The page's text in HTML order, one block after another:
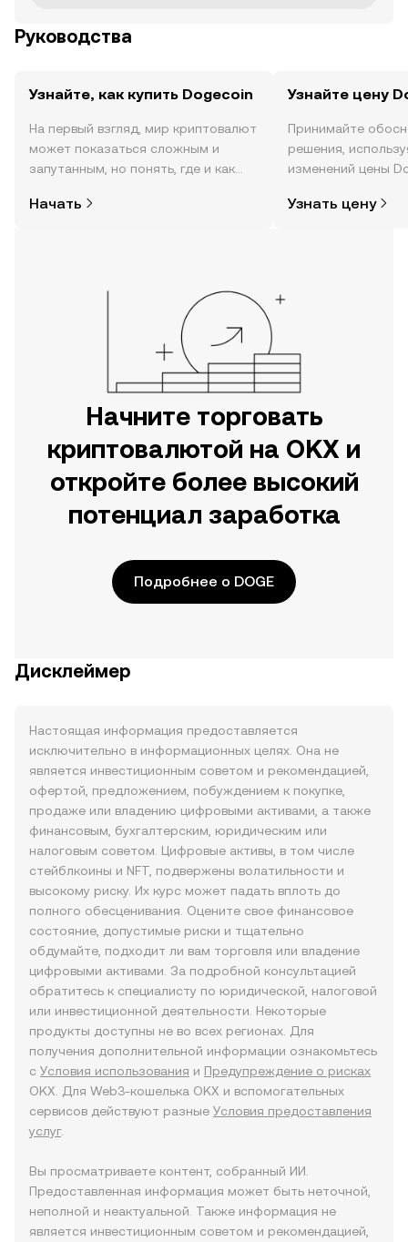
Руководства
Узнайте, как купить Dogecoin
На первый взгляд, мир криптовалют
может показаться сложным и
запутанным, но понять, где и как
так сложно. Начните исследовать
Начать
Узнайте цену
Принимайте
решения,
изменений цены
настроениях в
Узнать цену
Начните торговать
криптовалютой на OKX и
откройте более высокий
потенциал заработка
Подробнее о DOGE
Дисклеймер
Настоящая информация предоставляется
исключительно в информационных целях. Она не
является инвестиционным советом и рекомендацией,
офертой, предложением, побуждением к покупке,
продаже или владению цифровыми активами, а также
финансовым, бухгалтерским, юридическим или
налоговым советом. Цифровые активы, в том числе
стейблкоины и NFT, подвержены волатильности и
высокому риску. Их курс может падать вплоть до
полного обесценивания. Оцените свое финансовое
состояние, допустимые риски и тщательно
обдумайте, подходит ли вам торговля или владение
цифровыми активами. За подробной консультацией
обратитесь к специалисту по юридической, налоговой
или инвестиционной деятельности. Некоторые
продукты доступны не во всех регионах. Для
получения дополнительной информации ознакомьтесь
с Условия использования и Предупреждение о рисках
OKX. Для Web3-кошелька OKX и вспомогательных
сервисов действуют разные Условия предоставления
услуг.
Вы просматриваете контент, собранный ИИ.
Предоставленная информация может быть неточной,
неполной и неактуальной. Также информация не
является инвестиционным советом и рекомендацией,